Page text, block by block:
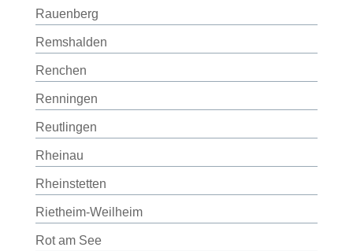
Rauenberg
Remshalden
Renchen
Renningen
Reutlingen
Rheinau
Rheinstetten
Rietheim-Weilheim
Rot am See